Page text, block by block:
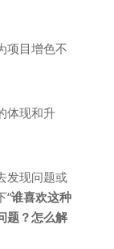
项目增色不
体现和升
发现问题或
“谁喜欢这种
题？怎么解